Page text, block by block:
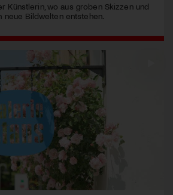
Künstlerin, wo aus groben Skizzen und
neue Bildwelten entstehen.